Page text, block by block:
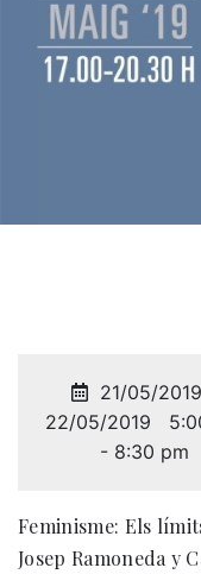
21/05/
22/05/2019
- 8:30 pm
Feminisme: Els
Josep Ramoneda y